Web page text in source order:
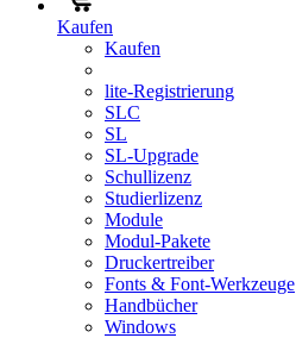
Kaufen
Kaufen
lite-Registrierung
SLC
SL
SL-Upgrade
Schullizenz
Studierlizenz
Module
Modul-Pakete
Druckertreiber
Fonts & Font-Werkzeuge
Handbücher
Windows